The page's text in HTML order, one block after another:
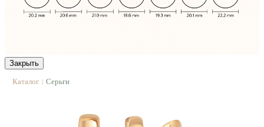
Закрыть
Каталог | Серьги